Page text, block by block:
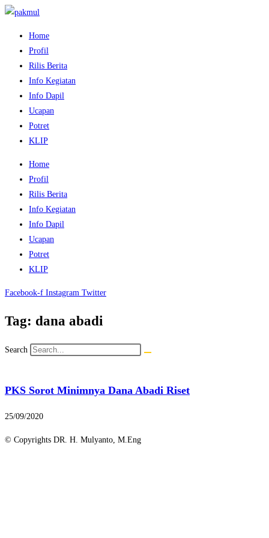
Home
Profil
Rilis Berita
Info Kegiatan
Info Dapil
Ucapan
Potret
KLIP
Home
Profil
Rilis Berita
Info Kegiatan
Info Dapil
Ucapan
Potret
KLIP
Facebook-f Instagram Twitter
Tag: dana abadi
Search
PKS Sorot Minimnya Dana Abadi Riset
25/09/2020
© Copyrights DR. H. Mulyanto, M.Eng